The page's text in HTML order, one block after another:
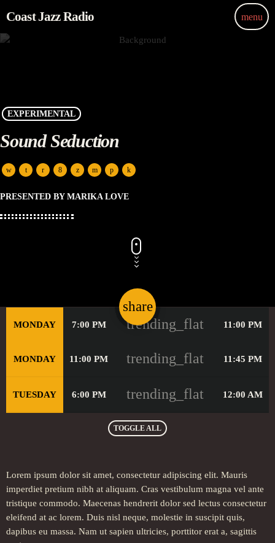
Coast Jazz Radio menu
EXPERIMENTAL
Sound Seduction
PRESENTED BY MARIKA LOVE
share
email
MONDAY 7:00 PM trending_flat 11:00 PM
MONDAY 11:00 PM trending_flat 11:45 PM
TUESDAY 6:00 PM trending_flat 12:00 AM
TOGGLE ALL
Lorem ipsum dolor sit amet, consectetur adipiscing elit. Mauris
imperdiet pretium nibh at aliquam. Cras vestibulum magna vel ante
tristique commodo. Maecenas hendrerit dolor sed lectus consectetur
eleifend at ac lorem. Duis nisl neque, molestie in suscipit quis,
dapibus eu massa. Nam ut sapien ultricies, porttitor erat a, sagittis